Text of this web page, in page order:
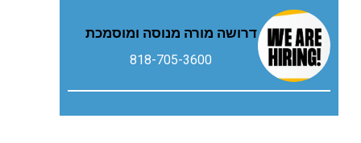
דרושה מורה מנוסה ומוסמכת
818-705-3600